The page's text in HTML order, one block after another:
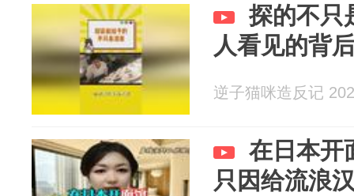
探的不只
人看见的背
逆子猫咪造反记
在日本开
只因给流浪